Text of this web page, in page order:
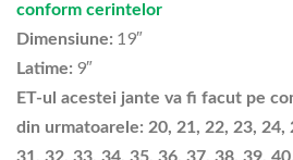
conform cerintelor
Dimensiune: 19″
Latime: 9″
ET-ul acestei jante va fi facut pe
din urmatoarele: 20, 21, 22, 23, 24,